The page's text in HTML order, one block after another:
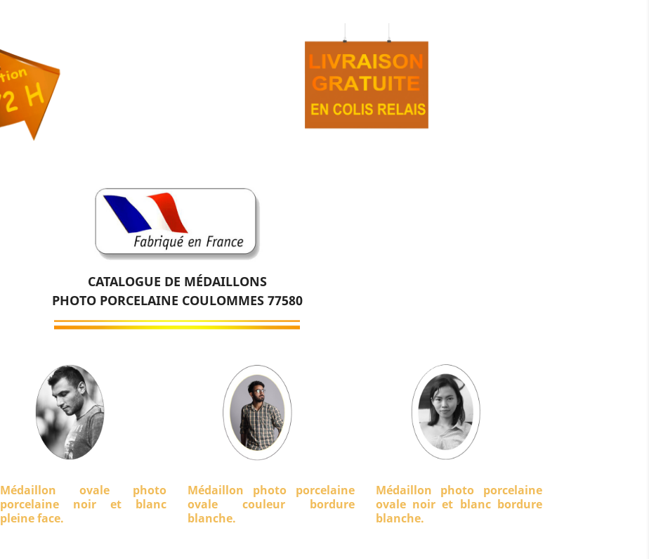
CATALOGUE DE MÉDAILLONS
PHOTO PORCELAINE COULOMMES 77580
Médaillon ovale photo
porcelaine noir et blanc
pleine face.
Médaillon photo porcelaine
ovale couleur bordure
blanche.
Médaillon photo porcelaine
ovale noir et blanc bordure
blanche.